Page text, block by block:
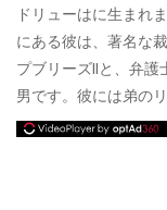
ドリューはに生まれ
にある彼は、著名な
プブリーズIIと、弁
男です。彼には弟の